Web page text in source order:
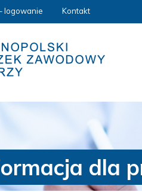
logowanie Kontakt
dla